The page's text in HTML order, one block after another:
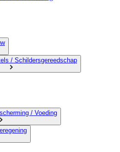
/ Schildersgereedschap
/ Voeding